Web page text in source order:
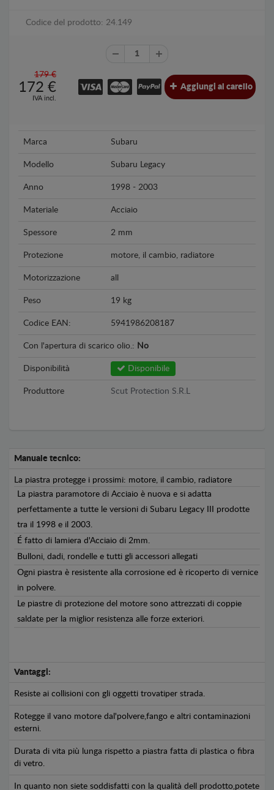
Codice del prodotto: 24.149
179 €
172 €
IVA incl.
Aggiungi al carello
Marca Subaru
Modello Subaru Legacy
Anno 1998 - 2003
Materiale Acciaio
Spessore 2 mm
Protezione motore, il cambio, radiatore
Motorizzazione all
Peso 19 kg
Codice EAN: 5941986208187
Con l'apertura di scarico olio.: No
Disponibilità Disponibile
Produttore Scut Protection S.R.L
Manuale tecnico:
La piastra protegge i prossimi: motore, il cambio, radiatore
La piastra paramotore di Acciaio è nuova e si adatta
perfettamente a tutte le versioni di Subaru Legacy III prodotte
tra il 1998 e il 2003.
É fatto di lamiera d'Acciaio di 2mm.
Bulloni, dadi, rondelle e tutti gli accessori allegati
Ogni piastra è resistente alla corrosione ed è ricoperto di vernice
in polvere.
Le piastre di protezione del motore sono attrezzati di coppie
saldate per la miglior resistenza alle forze exteriori.
Vantaggi:
Resiste ai collisioni con gli oggetti trovatiper strada.
Rotegge il vano motore dal'polvere,fango e altri contaminazioni
esterni.
Durata di vita più lunga rispetto a piastra fatta di plastica o fibra
di vetro.
In quanto non siete soddisfatti con la qualità dell prodotto,potete